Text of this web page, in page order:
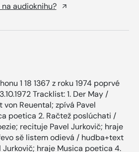
na audioknihu?
1 18 1367 z roku 1974 poprvé
Tracklist: 1. Der May /
Reuental; zpívá Pavel
poetica 2. Račtež poslúchati /
recituje Pavel Jurkovič; hraje
sě listem odievá / hudba+text
Jurkovič; hraje Musica poetica 4.